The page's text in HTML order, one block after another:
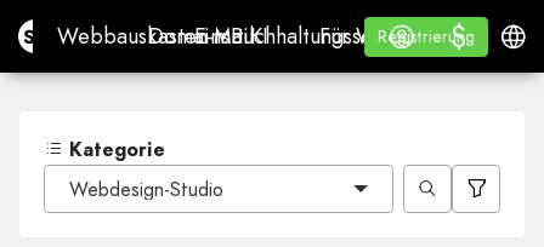
Site.proWebbauskasten mit KI
Webbauskasten mit KI
Domains
Domains
E-Mail
E-MailBuchhaltungssoftware
Buchhaltungssoftware
Für
Für Wiederverkäufer
WHITE LABEL
Lernen
Lernen
Registrierung
Registrierung
Anmelden
$
$
Kategorie
Webdesign-Studio